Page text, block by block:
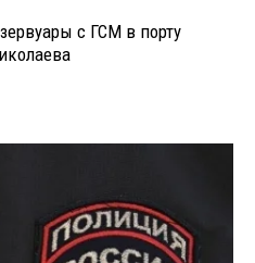
с ГСМ в порту